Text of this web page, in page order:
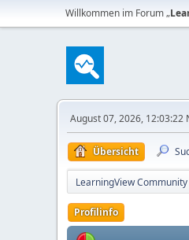
Willkommen im Forum „
August 07, 2026, 12:03:22
Übersicht
LearningView Community
Profilinfo